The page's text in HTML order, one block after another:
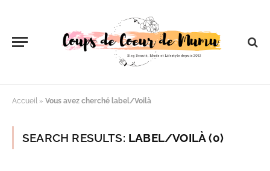
Accueil » Vous avez cherché label/Voilà
SEARCH RESULTS: LABEL/VOILÀ (0)